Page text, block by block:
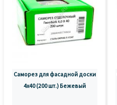
Саморез для фасадной доски
4x40 (200 шт.) Бежевый